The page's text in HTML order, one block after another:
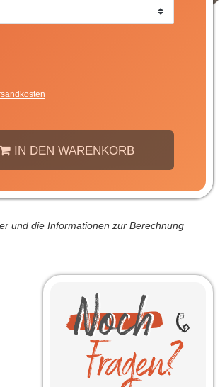
IN DEN WARENKORB
und die Informationen zur Berechnung